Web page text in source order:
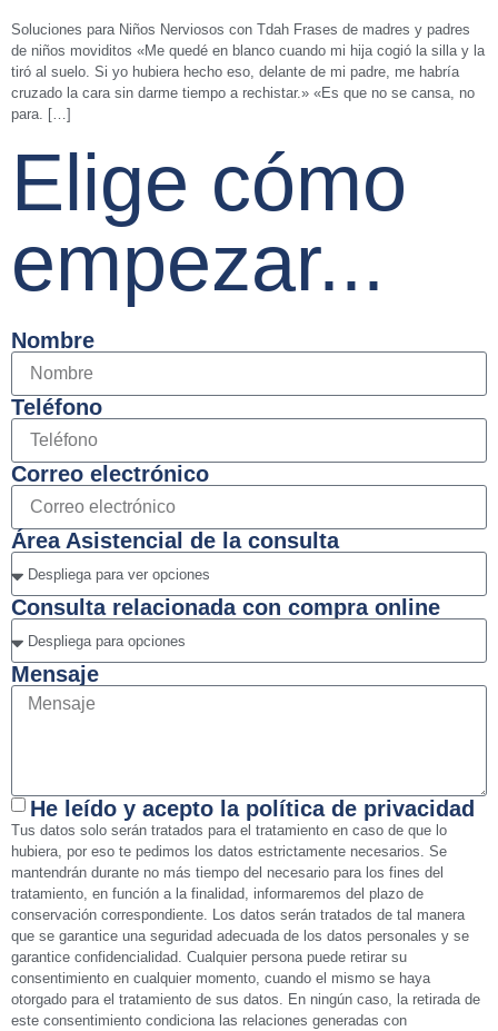
Soluciones para Niños Nerviosos con Tdah Frases de madres y padres
de niños moviditos «Me quedé en blanco cuando mi hija cogió la silla y la
tiró al suelo. Si yo hubiera hecho eso, delante de mi padre, me habría
cruzado la cara sin darme tiempo a rechistar.» «Es que no se cansa, no
para. […]
Elige cómo
empezar...
Nombre
Teléfono
Correo electrónico
Área Asistencial de la consulta
Consulta relacionada con compra online
Mensaje
He leído y acepto la política de privacidad
Tus datos solo serán tratados para el tratamiento en caso de que lo
hubiera, por eso te pedimos los datos estrictamente necesarios. Se
mantendrán durante no más tiempo del necesario para los fines del
tratamiento, en función a la finalidad, informaremos del plazo de
conservación correspondiente. Los datos serán tratados de tal manera
que se garantice una seguridad adecuada de los datos personales y se
garantice confidencialidad. Cualquier persona puede retirar su
consentimiento en cualquier momento, cuando el mismo se haya
otorgado para el tratamiento de sus datos. En ningún caso, la retirada de
este consentimiento condiciona las relaciones generadas con